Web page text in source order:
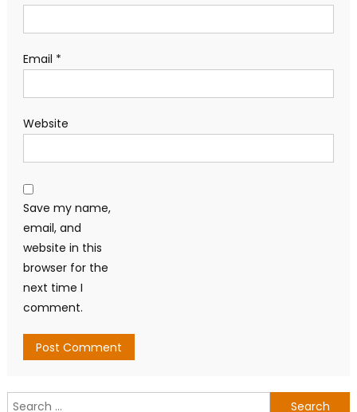
Email *
Website
Save my name,
email, and
website in this
browser for the
next time I
comment.
Search